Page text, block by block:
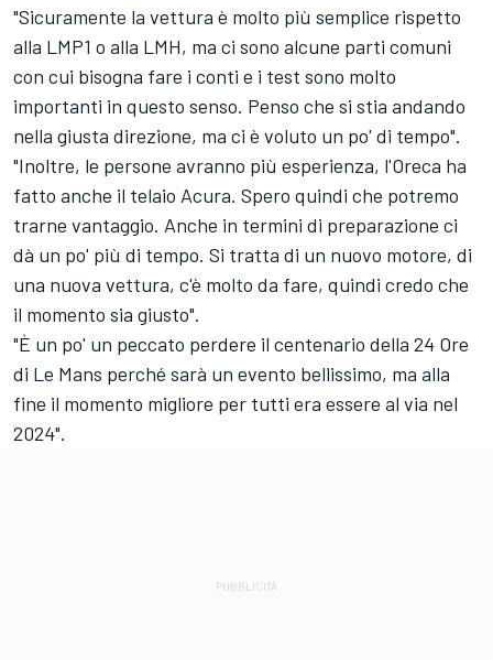
"Sicuramente la vettura è molto più semplice rispetto
alla LMP1 o alla LMH, ma ci sono alcune parti comuni
con cui bisogna fare i conti e i test sono molto
importanti in questo senso. Penso che si stia andando
nella giusta direzione, ma ci è voluto un po' di tempo".
"Inoltre, le persone avranno più esperienza, l'Oreca ha
fatto anche il telaio Acura. Spero quindi che potremo
trarne vantaggio. Anche in termini di preparazione ci
dà un po' più di tempo. Si tratta di un nuovo motore, di
una nuova vettura, c'è molto da fare, quindi credo che
il momento sia giusto".
"È un po' un peccato perdere il centenario della 24 Ore
di Le Mans perché sarà un evento bellissimo, ma alla
fine il momento migliore per tutti era essere al via nel
2024".